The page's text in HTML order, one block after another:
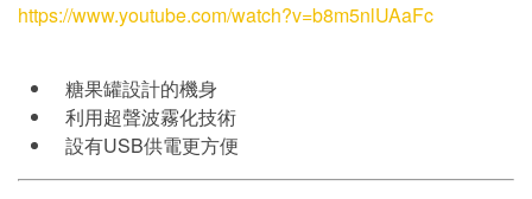
https://www.youtube.com/watch?v=b8m5nlUAaFc
糖果罐設計的機身
利用超聲波霧化技術
設有USB供電更方便